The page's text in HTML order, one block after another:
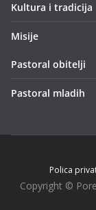
Kultura i tradicija
Misije
Pastoral obitelji
Pastoral mladih
Polica
Copyright ©